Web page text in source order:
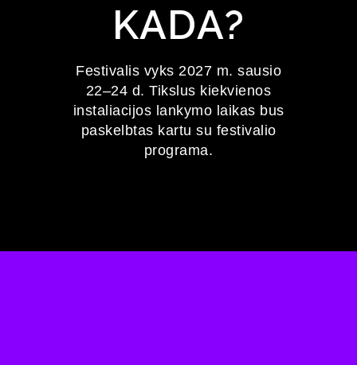
KADA?
Festivalis vyks 2027 m. sausio
22–24 d. Tikslus kiekvienos
instaliacijos lankymo laikas bus
paskelbtas kartu su festivalio
programa.